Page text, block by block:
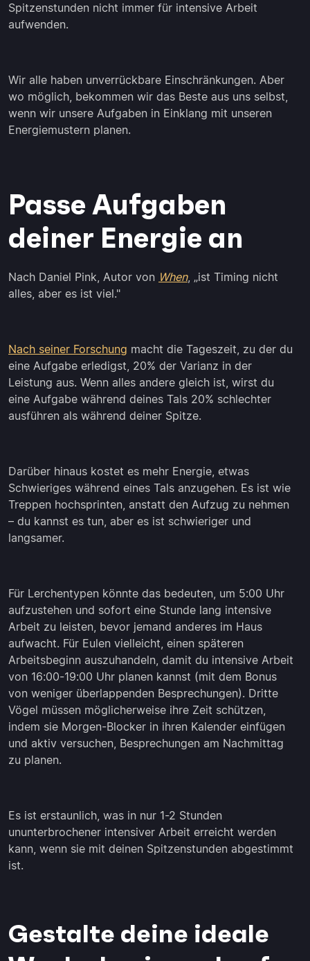
Spitzenstunden nicht immer für intensive Arbeit
aufwenden.
Wir alle haben unverrückbare Einschränkungen. Aber
wo möglich, bekommen wir das Beste aus uns selbst,
wenn wir unsere Aufgaben in Einklang mit unseren
Energiemustern planen.
Passe Aufgaben
deiner Energie an
Nach Daniel Pink, Autor von When, „ist Timing nicht
alles, aber es ist viel."
Nach seiner Forschung macht die Tageszeit, zu der du
eine Aufgabe erledigst, 20% der Varianz in der
Leistung aus. Wenn alles andere gleich ist, wirst du
eine Aufgabe während deines Tals 20% schlechter
ausführen als während deiner Spitze.
Darüber hinaus kostet es mehr Energie, etwas
Schwieriges während eines Tals anzugehen. Es ist wie
Treppen hochsprinten, anstatt den Aufzug zu nehmen
– du kannst es tun, aber es ist schwieriger und
langsamer.
Für Lerchentypen könnte das bedeuten, um 5:00 Uhr
aufzustehen und sofort eine Stunde lang intensive
Arbeit zu leisten, bevor jemand anderes im Haus
aufwacht. Für Eulen vielleicht, einen späteren
Arbeitsbeginn auszuhandeln, damit du intensive Arbeit
von 16:00-19:00 Uhr planen kannst (mit dem Bonus
von weniger überlappenden Besprechungen). Dritte
Vögel müssen möglicherweise ihre Zeit schützen,
indem sie Morgen-Blocker in ihren Kalender einfügen
und aktiv versuchen, Besprechungen am Nachmittag
zu planen.
Es ist erstaunlich, was in nur 1-2 Stunden
ununterbrochener intensiver Arbeit erreicht werden
kann, wenn sie mit deinen Spitzenstunden abgestimmt
ist.
Gestalte deine ideale